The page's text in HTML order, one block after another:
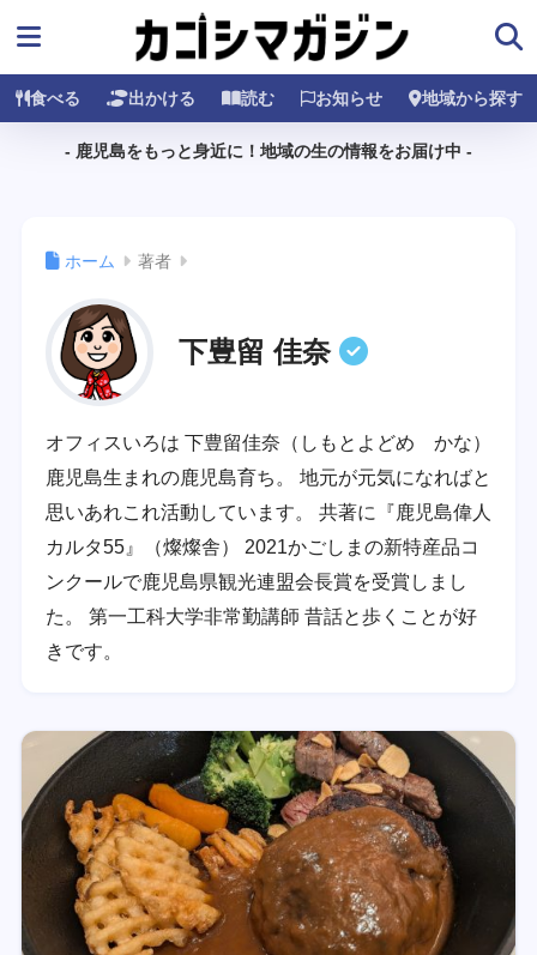
食べる 出かける 読む お知らせ 地域から探す
- 鹿児島をもっと身近に！地域の生の情報をお届け中 -
ホーム 著者
下豊留 佳奈
オフィスいろは 下豊留佳奈（しもとよどめ かな）
鹿児島生まれの鹿児島育ち。 地元が元気になればと
思いあれこれ活動しています。 共著に『鹿児島偉人
カルタ55』（燦燦舎） 2021かごしまの新特産品コ
ンクールで鹿児島県観光連盟会長賞を受賞しまし
た。 第一工科大学非常勤講師 昔話と歩くことが好
きです。